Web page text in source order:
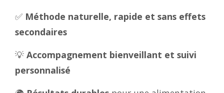
✅ Méthode naturelle, rapide et sans effets
secondaires
💡 Accompagnement bienveillant et suivi
personnalisé